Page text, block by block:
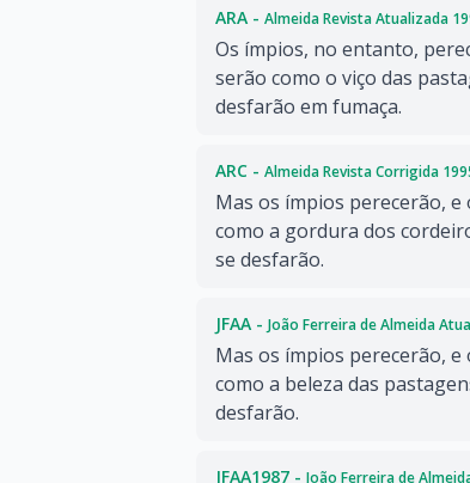
ARA - Almeida Revista Atualizada
Os ímpios, no entanto,
serão como o viço das
desfarão em fumaça.
ARC - Almeida Revista Corrigida
Mas os ímpios perecerão, e
como a gordura dos
se desfarão.
JFAA - João Ferreira de Almeida
Mas os ímpios perecerão,
como a beleza das
desfarão.
JFAA1987 - João Ferreira de